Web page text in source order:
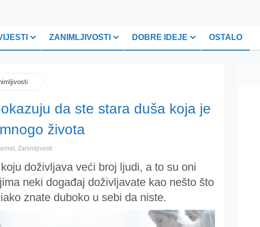
ZANIMLJIVOSTI DOBRE IDEJE OSTALO
da ste stara duša koja je
života
, Zanimljivosti
doživljava veći broj ljudi, a to su oni
neki događaj doživljavate kao nešto što
znate duboko u sebi da niste.